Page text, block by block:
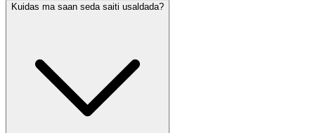
Kuidas ma saan seda saiti usaldada?